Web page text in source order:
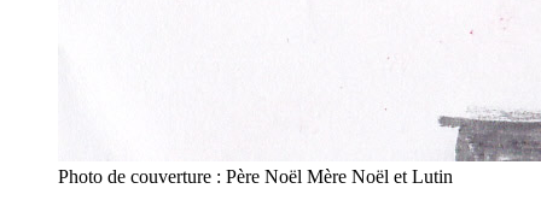
Photo de couverture : Père Noël Mère Noël et Lutin